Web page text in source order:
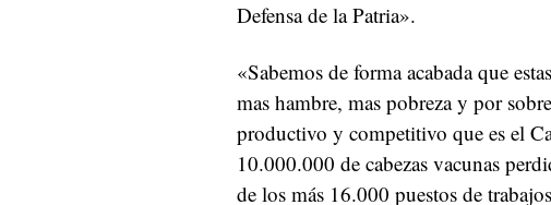
Defensa de la Patria».
«Sabemos de forma acabada que
mas hambre, mas pobreza y por
productivo y competitivo que es el
10.000.000 de cabezas vacunas
de los más 16.000 puestos de trabajos